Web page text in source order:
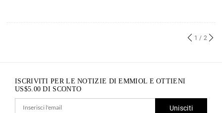
1 / 2
ISCRIVITI PER LE NOTIZIE DI EMMIOL E OTTIENI
US$5.00 DI SCONTO
Unisciti